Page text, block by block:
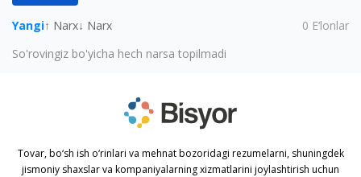
Yangi↑ Narx↓ Narx 0 E‘lonlar
So'rovingiz bo'yicha hech narsa topilmadi
Tovar, bo‘sh ish o‘rinlari va mehnat bozoridagi rezumelarni, shuningdek
jismoniy shaxslar va kompaniyalarning xizmatlarini joylashtirish uchun